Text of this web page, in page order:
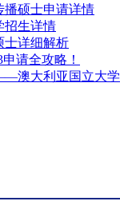
播硕士申请详情
招生详情
士详细解析
请全攻略！
澳大利亚国立大学